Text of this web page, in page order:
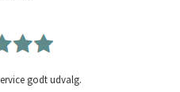
godt udvalg.